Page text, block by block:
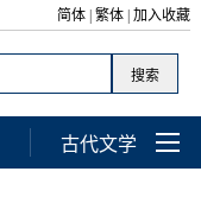
简体 |繁体 |加入收藏
古代文学